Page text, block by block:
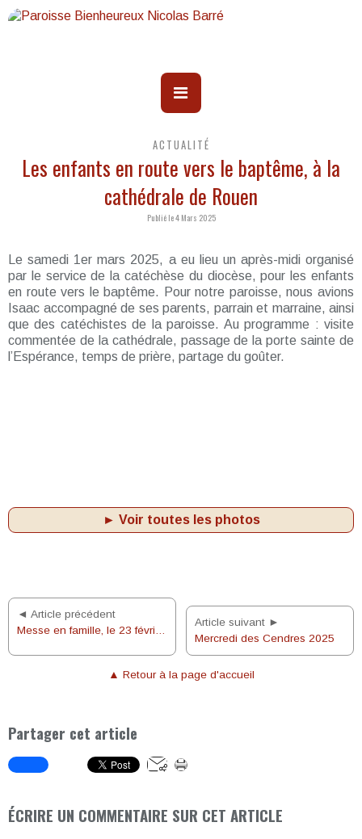
ACTUALITÉ
Les enfants en route vers le baptême, à la
cathédrale de Rouen
Publié le 4 Mars 2025
Le samedi 1er mars 2025, a eu lieu un après-midi organisé
par le service de la catéchèse du diocèse, pour les enfants
en route vers le baptême. Pour notre paroisse, nous avions
Isaac accompagné de ses parents, parrain et marraine, ainsi
que des catéchistes de la paroisse. Au programme : visite
commentée de la cathédrale, passage de la porte sainte de
l’Espérance, temps de prière, partage du goûter.
► Voir toutes les photos
◄ Article précédent
Messe en famille, le 23 février 2025
Article suivant ►
Mercredi des Cendres 2025
▲ Retour à la page d'accueil
Partager cet article
ÉCRIRE UN COMMENTAIRE SUR CET ARTICLE